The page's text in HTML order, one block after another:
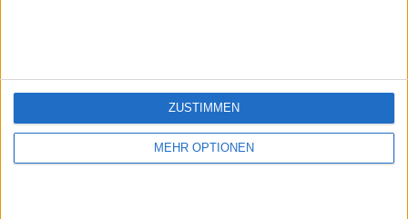
MEHR OPTIONEN
ZUSTIMMEN